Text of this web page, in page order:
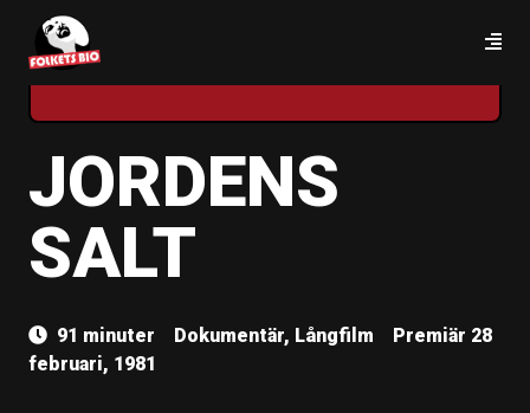
JORDENS
SALT
91 minuter Dokumentär, Långfilm
Premiär 28
februari, 1981